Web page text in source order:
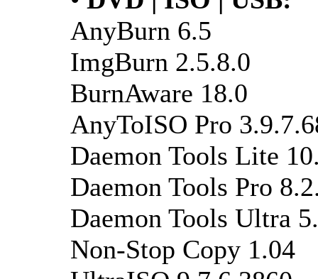
AnyBurn 6.5
ImgBurn 2.5.8.0
BurnAware 18.0
AnyToISO Pro
Daemon Tools Lite
Daemon Tools Pro
Daemon Tools Ultra
Non-Stop Copy 1.04